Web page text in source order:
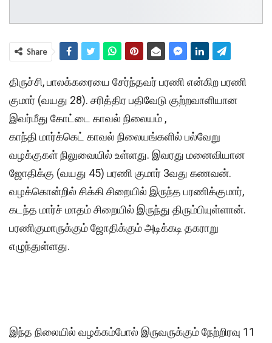
Share
திருச்சி, பாலக்கரையை சேர்ந்தவர் பரணி என்கிற பரணி
குமார் (வயது 28). சரித்திர பதிவேடு குற்றவாளியான
இவர்மீது கோட்டை காவல் நிலையம் ,
காந்தி மார்க்கெட் காவல் நிலையங்களில் பல்வேறு
வழக்குகள் நிலுவையில் உள்ளது. இவரது மனைவியான
ஜோதிக்கு (வயது 45) பரணி குமார் 3வது கணவன்.
வழக்கொன்றில் சிக்கி சிறையில் இருந்த பரணிக்குமார்,
கடந்த மார்ச் மாதம் சிறையில் இருந்து திரும்பியுள்ளான்.
பரணிகுமாருக்கும் ஜோதிக்கும் அடிக்கடி தகராறு
எழுந்துள்ளது.
இந்த நிலையில் வழக்கம்போல் இருவருக்கும் நேற்றிரவு 11